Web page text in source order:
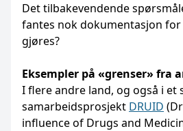
Det tilbakevendende
fantes nok dokumentasjon
gjøres?
Eksempler på «grenser» fra
I flere andre land, og også i et
samarbeidsprosjekt DRUID
influence of Drugs and